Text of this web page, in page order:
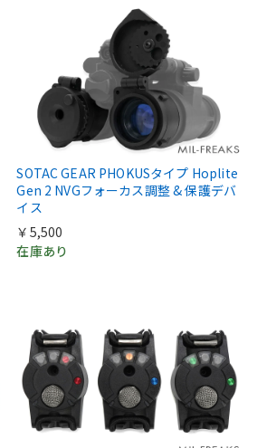
SOTAC GEAR PHOKUSタイプ Hoplite
Gen 2 NVGフォーカス調整 & 保護デバ
イス
￥5,500
在庫あり